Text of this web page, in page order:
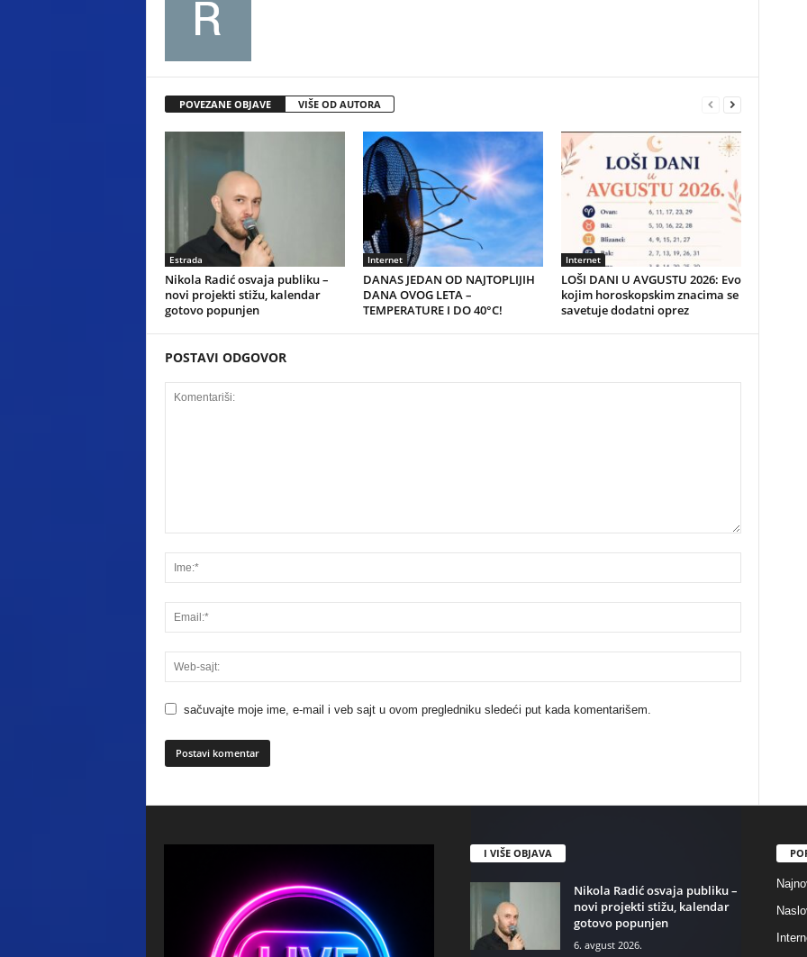
POVEZANE OBJAVE VIŠE OD AUTORA
Estrada
Nikola Radić osvaja publiku –
novi projekti stižu, kalendar
gotovo popunjen
Internet
DANAS JEDAN OD NAJTOPLIJIH
DANA OVOG LETA –
TEMPERATURE I DO 40°C!
Internet
LOŠI DANI U AVGUSTU 2026: Evo
kojim horoskopskim znacima se
savetuje dodatni oprez
POSTAVI ODGOVOR
sačuvajte moje ime, e-mail i veb sajt u ovom pregledniku sledeći put kada komentarišem.
I VIŠE OBJAVA
Nikola Radić osvaja publiku –
novi projekti stižu, kalendar
gotovo popunjen
6. avgust 2026.